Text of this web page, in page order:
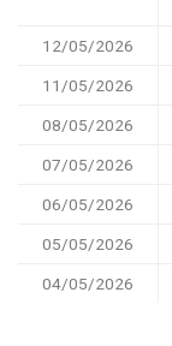
12/05/2026
11/05/2026
08/05/2026
07/05/2026
06/05/2026
05/05/2026
04/05/2026